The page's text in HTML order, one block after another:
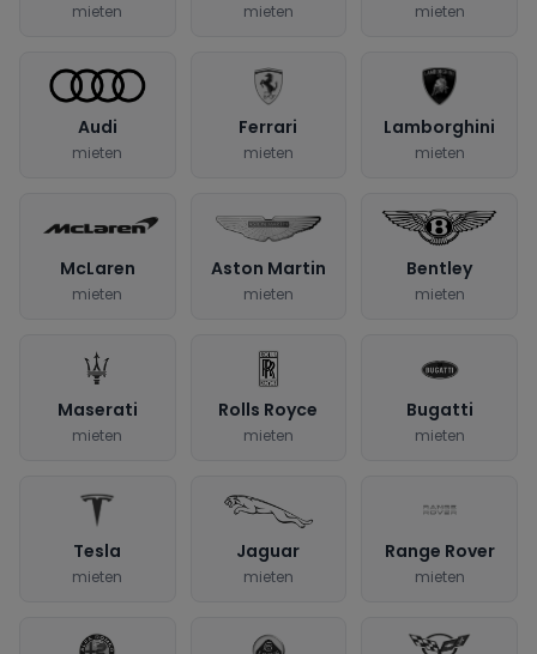
mieten mieten mieten
Audi
mieten
Ferrari
mieten
Lamborghini
mieten
McLaren
mieten
Aston Martin
mieten
Bentley
mieten
Maserati
mieten
Rolls Royce
mieten
Bugatti
mieten
Tesla
mieten
Jaguar
mieten
Range Rover
mieten